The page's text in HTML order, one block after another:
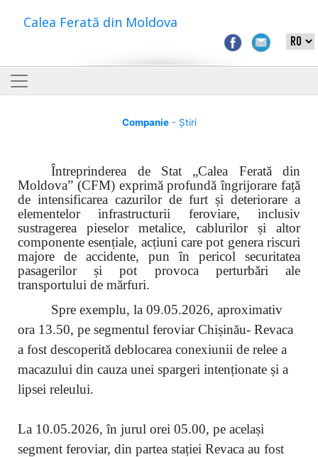
Calea Ferată din Moldova
Companie- Știri
Întreprinderea de Stat „Calea Ferată din
Moldova” (CFM) exprimă profundă îngrijorare față
de intensificarea cazurilor de furt și deteriorare a
elementelor infrastructurii feroviare, inclusiv
sustragerea pieselor metalice, cablurilor și altor
componente esențiale, acțiuni care pot genera riscuri
majore de accidente, pun în pericol securitatea
pasagerilor și pot provoca perturbări ale
transportului de mărfuri.
Spre exemplu, la 09.05.2026, aproximativ
ora 13.50, pe segmentul feroviar Chișinău- Revaca
a fost descoperită deblocarea conexiunii de relee a
macazului din cauza unei spargeri intenționate și a
lipsei releului.
La 10.05.2026, în jurul orei 05.00, pe același
segment feroviar, din partea stației Revaca au fost